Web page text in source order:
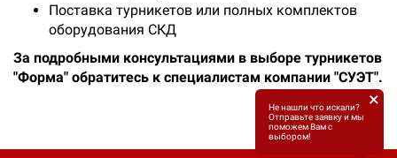
Поставка турникетов или полных комплектов
оборудования СКД
За подробными консультациями в выборе турникетов
"Форма" обратитесь к специалистам компании "СУЭТ".
Не нашли что искали?
Отправьте заявку и мы
поможем Вам с
выбором!
×